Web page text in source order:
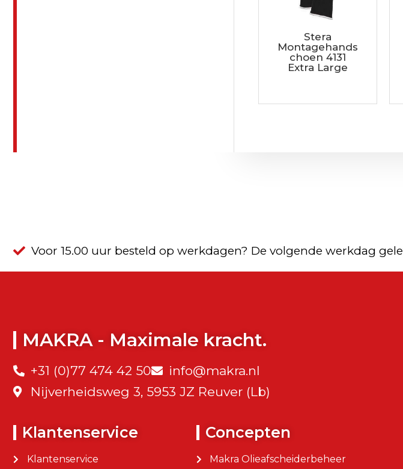
Stera
Montagehands
choen 4131
Extra Large
Voor 15.00 uur besteld op werkdagen? De volgende werkdag
MAKRA - Maximale kracht.
+31 (0)77 474 42 50
info@makra.nl
Nijverheidsweg 3, 5953 JZ Reuver (Lb)
Klantenservice
Klantenservice
Concepten
Makra Olieafscheiderbeheer